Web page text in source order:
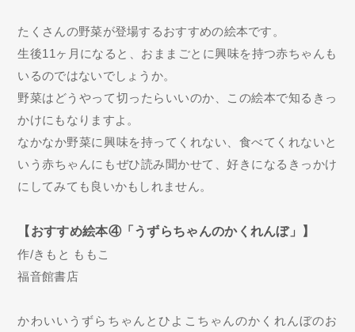
たくさんの野菜が登場するおすすめの絵本です。
生後11ヶ月になると、おままごとに興味を持つ赤ちゃんも
いるのではないでしょうか。
野菜はどうやって切ったらいいのか、この絵本で知るきっ
かけにもなりますよ。
なかなか野菜に興味を持ってくれない、食べてくれないと
いう赤ちゃんにもぜひ読み聞かせて、好きになるきっかけ
にしてみても良いかもしれません。
【おすすめ絵本④「うずらちゃんのかくれんぼ」】
作/きもと ももこ
福音館書店
かわいいうずらちゃんとひよこちゃんのかくれんぼのお